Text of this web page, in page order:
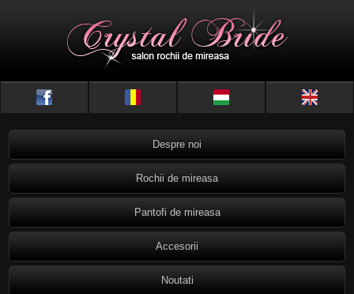
Despre noi
Rochii de mireasa
Pantofi de mireasa
Accesorii
Noutati